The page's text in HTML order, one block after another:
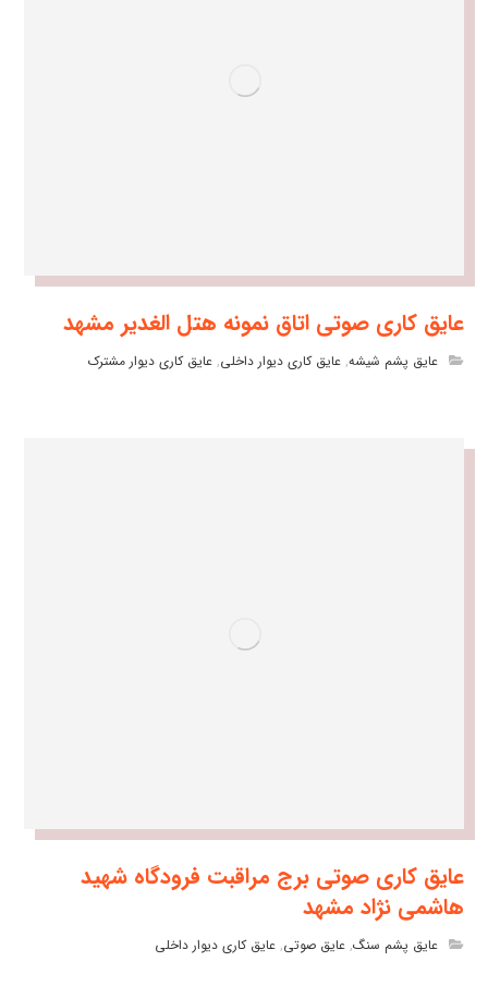
عایق کاری صوتی اتاق نمونه هتل الغدیر مشهد
عایق پشم شیشه,عایق کاری دیوار داخلی,عایق کاری دیوار مشترک
عایق کاری صوتی برج مراقبت فرودگاه شهید
هاشمی نژاد مشهد
عایق پشم سنگ,عایق صوتی,عایق کاری دیوار داخلی